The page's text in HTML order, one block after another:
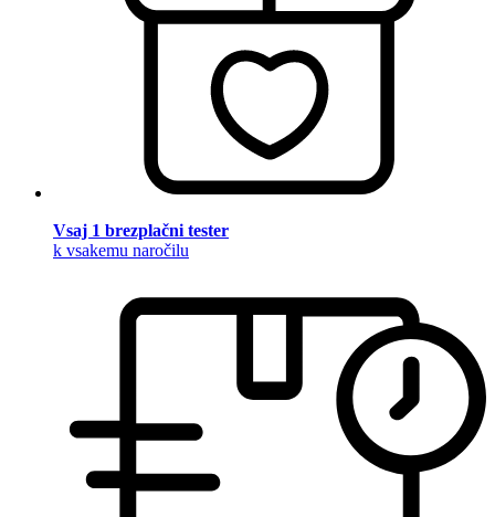
Vsaj 1 brezplačni tester
k vsakemu naročilu